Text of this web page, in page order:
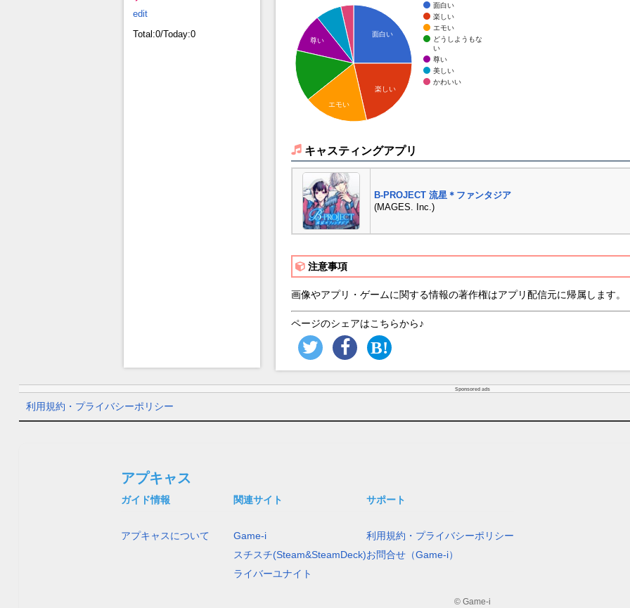
edit
Total:0/Today:0
面白い
楽しい
エモい
どうしようもな
い
尊い
美しい
かわいい
面白い
楽しい
尊い
エモい
キャスティングアプリ
B-PROJECT 流星＊ファンタジア
(MAGES. Inc.)
注意事項
画像やアプリ・ゲームに関する情報の著作権はアプリ配信元に帰属します。
ページのシェアはこちらから♪
Sponsored ads
利用規約・プライバシーポリシー
アプキャス
ガイド情報
アプキャスについて
関連サイト
Game-i
スチスチ(Steam&SteamDeck)
ライバーユナイト
サポート
利用規約・プライバシーポリシー
お問合せ（Game-i）
© Game-i